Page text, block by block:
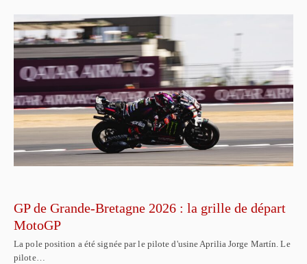
GP de Grande-Bretagne 2026 : la grille de départ
MotoGP
La pole position a été signée par le pilote d'usine Aprilia Jorge Martín. Le
pilote…